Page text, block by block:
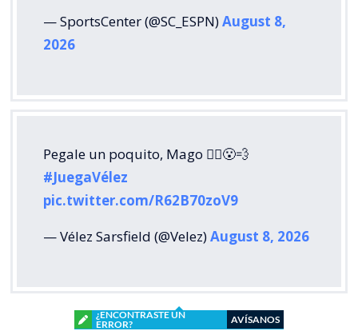
— SportsCenter (@SC_ESPN)August 8,
2026
Pegale un poquito, Mago 🧙‍♂️😮‍💨
#JuegaVélez
pic.twitter.com/R62B70zoV9
— Vélez Sarsfield (@Velez)August 8, 2026
¿ENCONTRASTE UN
ERROR?
AVÍSANOS